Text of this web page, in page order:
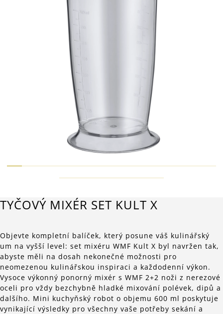
TYČOVÝ MIXÉR SET KULT X
Objevte kompletní balíček, který posune váš kulinářský
um na vyšší level: set mixéru WMF Kult X byl navržen tak,
abyste měli na dosah nekonečné možnosti pro
neomezenou kulinářskou inspiraci a každodenní výkon.
Vysoce výkonný ponorný mixér s WMF 2+2 noži z nerezové
oceli pro vždy bezchybně hladké mixování polévek, dipů a
dalšího. Mini kuchyňský robot o objemu 600 ml poskytuje
vynikající výsledky pro všechny vaše potřeby sekání a